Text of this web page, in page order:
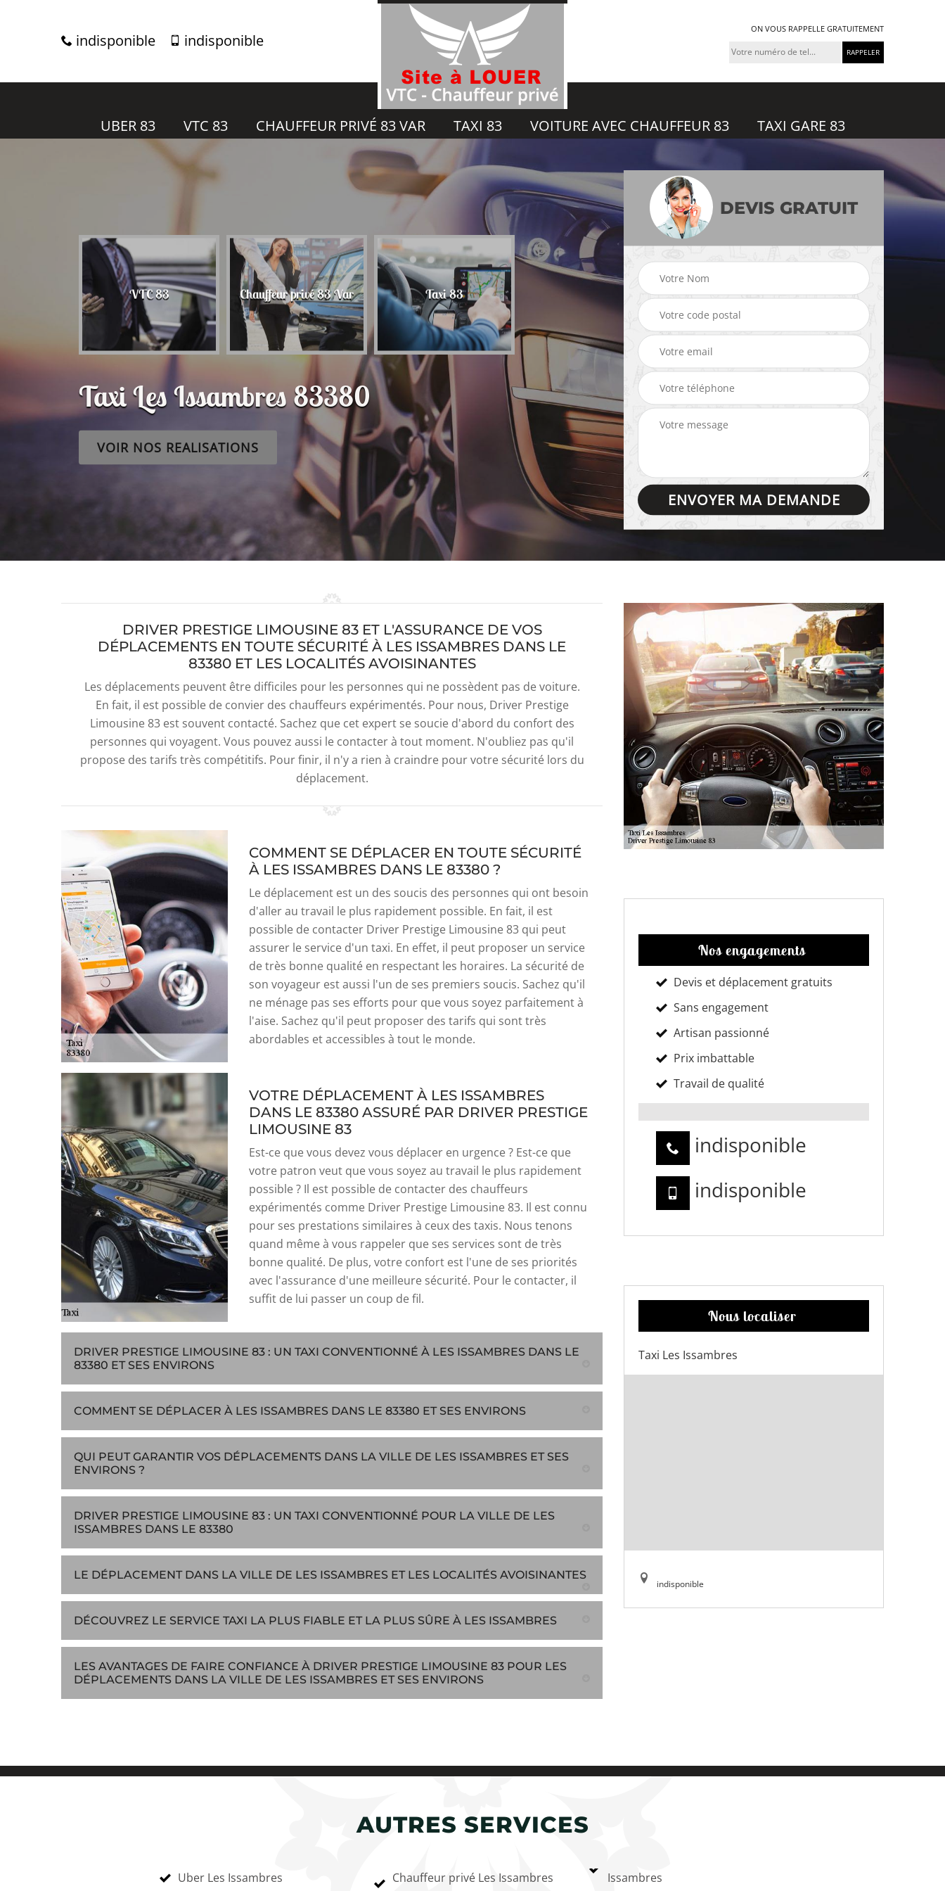
indisponible indisponible
ON VOUS RAPPELLE GRATUITEMENT
UBER 83 VTC 83 CHAUFFEUR PRIVÉ 83 VAR TAXI 83 VOITURE AVEC CHAUFFEUR 83 TAXI GARE 83
VTC 83 Chauffeur privé 83 Var Taxi 83 Voiture avec chauffeur
83 Taxi gare 83
Taxi Les Issambres 83380
VOIR NOS REALISATIONS
DEVIS GRATUIT
DRIVER PRESTIGE LIMOUSINE 83 ET L'ASSURANCE DE VOS
DÉPLACEMENTS EN TOUTE SÉCURITÉ À LES ISSAMBRES DANS LE
83380 ET LES LOCALITÉS AVOISINANTES
Les déplacements peuvent être difficiles pour les personnes qui ne possèdent pas de voiture.
En fait, il est possible de convier des chauffeurs expérimentés. Pour nous, Driver Prestige
Limousine 83 est souvent contacté. Sachez que cet expert se soucie d'abord du confort des
personnes qui voyagent. Vous pouvez aussi le contacter à tout moment. N'oubliez pas qu'il
propose des tarifs très compétitifs. Pour finir, il n'y a rien à craindre pour votre sécurité lors du
déplacement.
COMMENT SE DÉPLACER EN TOUTE SÉCURITÉ
À LES ISSAMBRES DANS LE 83380 ?
Le déplacement est un des soucis des personnes qui ont besoin
d'aller au travail le plus rapidement possible. En fait, il est
possible de contacter Driver Prestige Limousine 83 qui peut
assurer le service d'un taxi. En effet, il peut proposer un service
de très bonne qualité en respectant les horaires. La sécurité de
son voyageur est aussi l'un de ses premiers soucis. Sachez qu'il
ne ménage pas ses efforts pour que vous soyez parfaitement à
l'aise. Sachez qu'il peut proposer des tarifs qui sont très
abordables et accessibles à tout le monde.
VOTRE DÉPLACEMENT À LES ISSAMBRES
DANS LE 83380 ASSURÉ PAR DRIVER PRESTIGE
LIMOUSINE 83
Est-ce que vous devez vous déplacer en urgence ? Est-ce que
votre patron veut que vous soyez au travail le plus rapidement
possible ? Il est possible de contacter des chauffeurs
expérimentés comme Driver Prestige Limousine 83. Il est connu
pour ses prestations similaires à ceux des taxis. Nous tenons
quand même à vous rappeler que ses services sont de très
bonne qualité. De plus, votre confort est l'une de ses priorités
avec l'assurance d'une meilleure sécurité. Pour le contacter, il
suffit de lui passer un coup de fil.
DRIVER PRESTIGE LIMOUSINE 83 : UN TAXI CONVENTIONNÉ À LES ISSAMBRES DANS LE
83380 ET SES ENVIRONS
COMMENT SE DÉPLACER À LES ISSAMBRES DANS LE 83380 ET SES ENVIRONS
QUI PEUT GARANTIR VOS DÉPLACEMENTS DANS LA VILLE DE LES ISSAMBRES ET SES
ENVIRONS ?
DRIVER PRESTIGE LIMOUSINE 83 : UN TAXI CONVENTIONNÉ POUR LA VILLE DE LES
ISSAMBRES DANS LE 83380
LE DÉPLACEMENT DANS LA VILLE DE LES ISSAMBRES ET LES LOCALITÉS AVOISINANTES
DÉCOUVREZ LE SERVICE TAXI LA PLUS FIABLE ET LA PLUS SÛRE À LES ISSAMBRES
LES AVANTAGES DE FAIRE CONFIANCE À DRIVER PRESTIGE LIMOUSINE 83 POUR LES
DÉPLACEMENTS DANS LA VILLE DE LES ISSAMBRES ET SES ENVIRONS
Nos engagements
Devis et déplacement gratuits
Sans engagement
Artisan passionné
Prix imbattable
Travail de qualité
indisponible
indisponible
Nous localiser
Taxi Les Issambres
indisponible
AUTRES SERVICES
Uber Les Issambres
Chauffeur privé Les Issambres
Issambres